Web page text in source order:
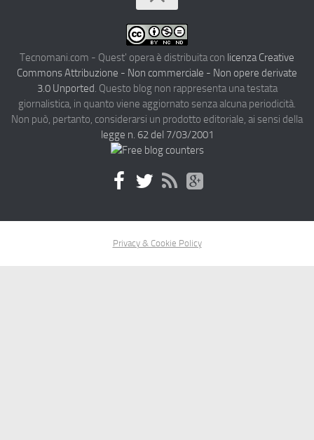
Tecnomani.com - Quest' opera è distribuita con licenza Creative
Commons Attribuzione - Non commerciale - Non opere derivate
3.0 Unported. Questo blog non rappresenta una testata
giornalistica, in quanto viene aggiornato senza alcuna periodicità.
Non può, pertanto, considerarsi un prodotto editoriale, ai sensi della
legge n. 62 del 7/03/2001
Privacy & Cookie Policy